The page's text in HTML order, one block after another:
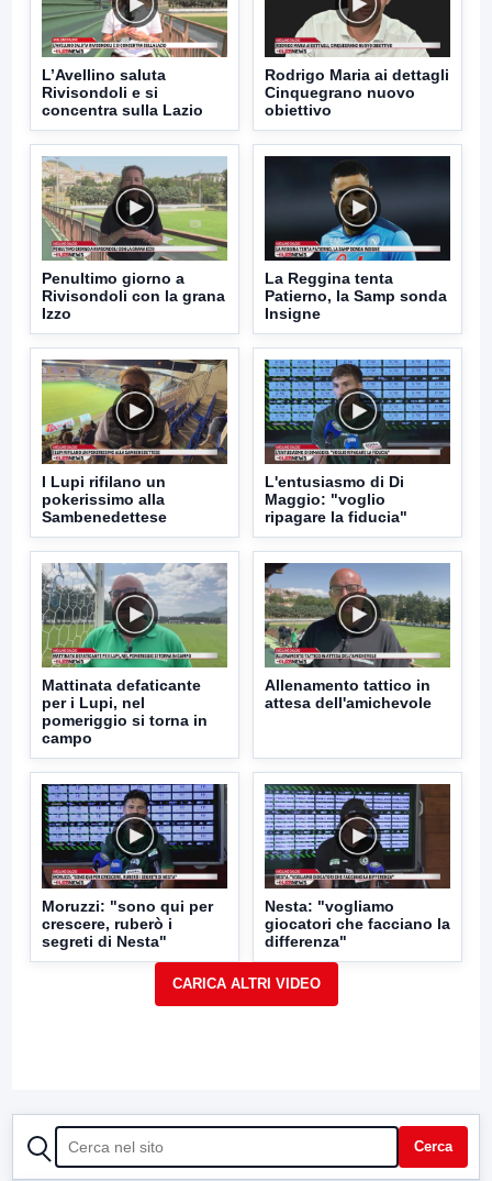
L’Avellino saluta
Rivisondoli e si
concentra sulla Lazio
Rodrigo Maria ai dettagli
Cinquegrano nuovo
obiettivo
Penultimo giorno a
Rivisondoli con la grana
Izzo
La Reggina tenta
Patierno, la Samp sonda
Insigne
I Lupi rifilano un
pokerissimo alla
Sambenedettese
L'entusiasmo di Di
Maggio: "voglio
ripagare la fiducia"
Mattinata defaticante
per i Lupi, nel
pomeriggio si torna in
campo
Allenamento tattico in
attesa dell'amichevole
Moruzzi: "sono qui per
crescere, ruberò i
segreti di Nesta"
Nesta: "vogliamo
giocatori che facciano la
differenza"
CERCA Cerca